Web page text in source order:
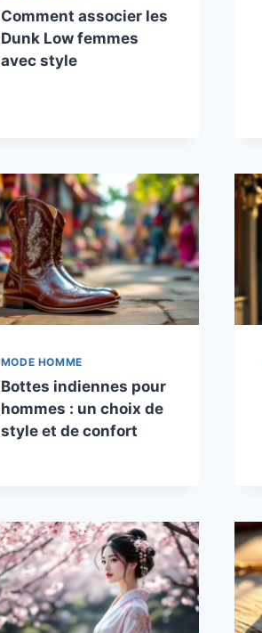
Comment associer les
Dunk Low femmes
avec style
MODE HOMME
Bottes indiennes pour
hommes : un choix de
style et de confort